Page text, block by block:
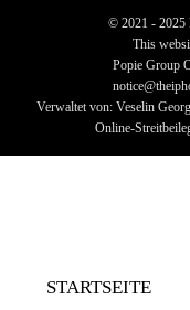
© 2021 - 2025
This
Popie Group
Verwaltet von: Veselin
Online-
STARTSEITE